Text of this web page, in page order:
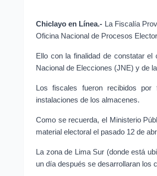
Chiclayo en Línea.- La Fiscalía
Oficina Nacional de Procesos
Ello con la finalidad de constatar
Nacional de Elecciones (JNE) y de
Los fiscales fueron recibidos por
instalaciones de los almacenes.
Como se recuerda, el Ministerio
material electoral el pasado 12 de
La zona de Lima Sur (donde está
un día después se desarrollaran los